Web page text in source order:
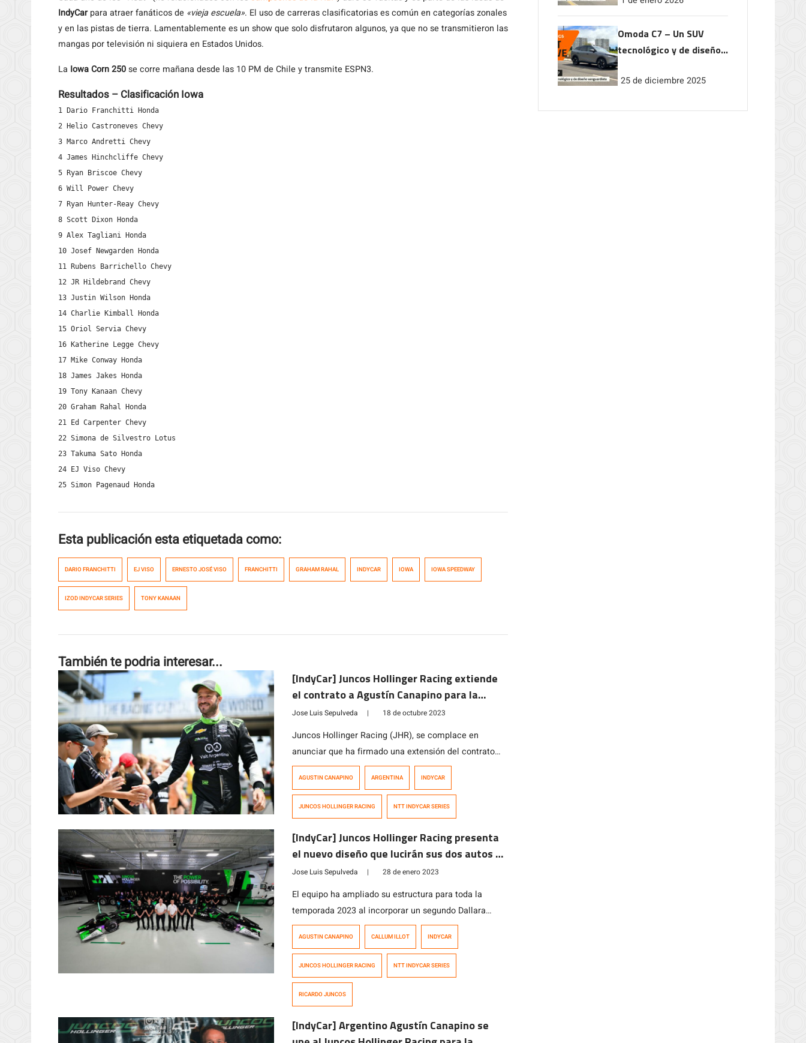
IndyCarpara atraer fanáticos de «vieja escuela». El uso de carreras clasificatorias es común en categorías zonales
y en las pistas de tierra. Lamentablemente es un show que solo disfrutaron algunos, ya que no se transmitieron las
mangas por televisión ni siquiera en Estados Unidos.
La Iowa Corn 250se corre mañana desde las 10 PM de Chile y transmite ESPN3.
Resultados – Clasificación Iowa
1 Dario Franchitti Honda
2 Helio Castroneves Chevy
3 Marco Andretti Chevy
4 James Hinchcliffe Chevy
5 Ryan Briscoe Chevy
6 Will Power Chevy
7 Ryan Hunter-Reay Chevy
8 Scott Dixon Honda
9 Alex Tagliani Honda
10 Josef Newgarden Honda
11 Rubens Barrichello Chevy
12 JR Hildebrand Chevy
13 Justin Wilson Honda
14 Charlie Kimball Honda
15 Oriol Servia Chevy
16 Katherine Legge Chevy
17 Mike Conway Honda
18 James Jakes Honda
19 Tony Kanaan Chevy
20 Graham Rahal Honda
21 Ed Carpenter Chevy
22 Simona de Silvestro Lotus
23 Takuma Sato Honda
24 EJ Viso Chevy
25 Simon Pagenaud Honda
Esta publicación esta etiquetada como:
DARIO FRANCHITTI EJ VISO ERNESTO JOSÉ VISO FRANCHITTI GRAHAM RAHAL INDYCAR IOWA IOWA SPEEDWAY
IZOD INDYCAR SERIES TONY KANAAN
También te podria interesar...
[IndyCar] Juncos Hollinger Racing extiende
el contrato a Agustín Canapino para la
temporada 2024
Jose Luis Sepulveda | 18 de octubre 2023
Juncos Hollinger Racing (JHR), se complace en
anunciar que ha firmado una extensión del contrato
con Agustín Canapino. De esta forma “El Titan”
de JHR, expresó su entusiasmo y afirmó: «Agustín
Canapino ha sido la sorpresa de la temporada para […]
AGUSTIN CANAPINO ARGENTINA INDYCAR
JUNCOS HOLLINGER RACING NTT INDYCAR SERIES
[IndyCar] Juncos Hollinger Racing presenta
el nuevo diseño que lucirán sus dos autos en
la temporada 2023
Jose Luis Sepulveda | 28 de enero 2023
El equipo ha ampliado su estructura para toda la
temporada 2023 al incorporar un segundo Dallara
Chevrolet en la máxima categoría de monopostos del
consecutivo, conducirá el auto Nro.77, mientras que el
múltiple campeón argentino, Agustín Canapino, tendrá
a su cargo la […]
AGUSTIN CANAPINO CALLUM ILLOT INDYCAR
JUNCOS HOLLINGER RACING NTT INDYCAR SERIES
RICARDO JUNCOS
[IndyCar] Argentino Agustín Canapino se
Omoda C7 – Un SUV
tecnológico y de diseño
25 de diciembre 2025